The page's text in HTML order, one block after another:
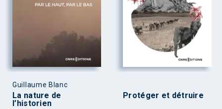
Guillaume Blanc
La nature de
l’historien
Protéger et détruire